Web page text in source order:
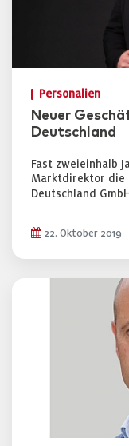
Personalien
Neuer
Deutschland
Fast zweieinhalb
Marktdirektor die
Deutschland
22. Oktober 2019